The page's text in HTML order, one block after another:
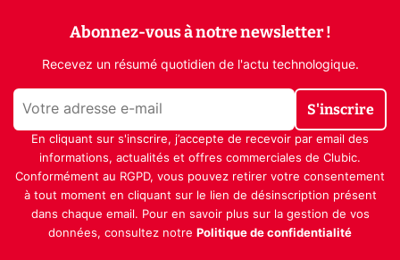
Abonnez-vous à notre newsletter !
Recevez un résumé quotidien de l'actu technologique.
S'inscrire
En cliquant sur s'inscrire, j’accepte de recevoir par email des
informations, actualités et offres commerciales de Clubic.
Conformément au RGPD, vous pouvez retirer votre consentement
à tout moment en cliquant sur le lien de désinscription présent
dans chaque email. Pour en savoir plus sur la gestion de vos
données, consultez notre Politique de confidentialité